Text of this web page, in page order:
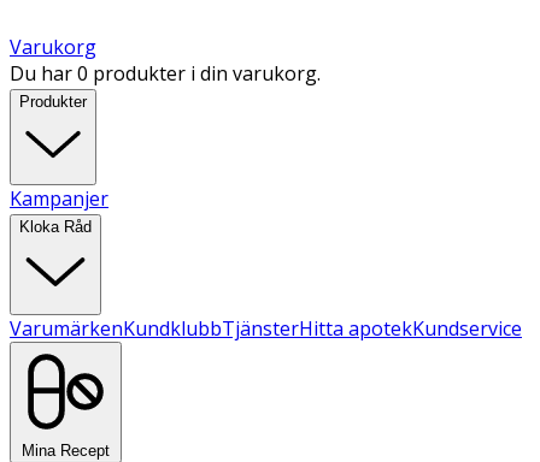
Varukorg
Du har 0 produkter i din varukorg.
Produkter
Kampanjer
Kloka Råd
VarumärkenKundklubbTjänsterHitta apotekKundservice
Mina Recept